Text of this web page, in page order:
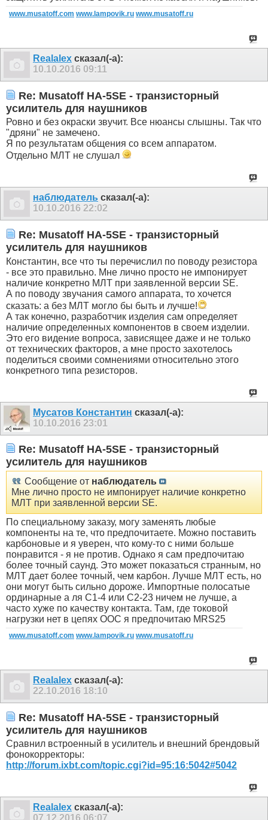
www.musatoff.com www.lampovik.ru www.musatoff.ru
Realalex сказал(-а):
10.10.2016 09:11
Re: Musatoff HA-5SE - транзисторный
усилитель для наушников
Ровно и без окраски звучит. Все нюансы слышны. Так что
"дряни" не замечено.
Я по результатам общения со всем аппаратом.
Отдельно МЛТ не слушал
наблюдатель сказал(-а):
10.10.2016 22:02
Re: Musatoff HA-5SE - транзисторный
усилитель для наушников
Константин, все что ты перечислил по поводу резистора
- все это правильно. Мне лично просто не импонирует
наличие конкретно МЛТ при заявленной версии SE.
А по поводу звучания самого аппарата, то хочется
сказать: а без МЛТ могло бы быть и лучше!
А так конечно, разработчик изделия сам определяет
наличие определенных компонентов в своем изделии.
Это его видение вопроса, зависящее даже и не только
от технических факторов, а мне просто захотелось
поделиться своими сомнениями относительно этого
конкретного типа резисторов.
Мусатов Константин сказал(-а):
10.10.2016 23:01
Re: Musatoff HA-5SE - транзисторный
усилитель для наушников
Сообщение от наблюдатель
Мне лично просто не импонирует наличие конкретно
МЛТ при заявленной версии SE.
По специальному заказу, могу заменять любые
компоненты на те, что предпочитаете. Можно поставить
карбоновые и я уверен, что кому-то с ними больше
понравится - я не против. Однако я сам предпочитаю
более точный саунд. Это может показаться странным, но
МЛТ дает более точный, чем карбон. Лучше МЛТ есть, но
они могут быть сильно дороже. Импортные полосатые
ординарные а ля С1-4 или С2-23 ничем не лучше, а
часто хуже по качеству контакта. Там, где токовой
нагрузки нет в цепях ООС я предпочитаю MRS25
www.musatoff.com www.lampovik.ru www.musatoff.ru
Realalex сказал(-а):
22.10.2016 18:10
Re: Musatoff HA-5SE - транзисторный
усилитель для наушников
Сравнил встроенный в усилитель и внешний брендовый
фонокорректоры:
http://forum.ixbt.com/topic.cgi?id=95:16:5042#5042
Realalex сказал(-а):